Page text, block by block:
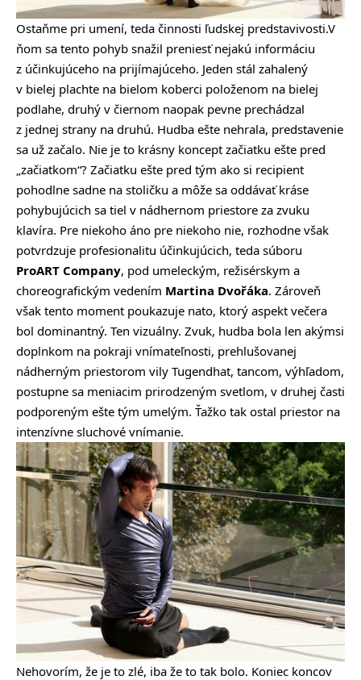
Ostaňme pri umení, teda činnosti ľudskej predstavivosti.V
ňom sa tento pohyb snažil preniesť nejakú informáciu
z účinkujúceho na prijímajúceho. Jeden stál zahalený
v bielej plachte na bielom koberci položenom na bielej
podlahe, druhý v čiernom naopak pevne prechádzal
z jednej strany na druhú. Hudba ešte nehrala, predstavenie
sa už začalo. Nie je to krásny koncept začiatku ešte pred
„začiatkom“? Začiatku ešte pred tým ako si recipient
pohodlne sadne na stoličku a môže sa oddávať kráse
pohybujúcich sa tiel v nádhernom priestore za zvuku
klavíra. Pre niekoho áno pre niekoho nie, rozhodne však
potvrdzuje profesionalitu účinkujúcich, teda súboru
ProART Company, pod umeleckým, režisérskym a
choreografickým vedením Martina Dvořáka. Zároveň
však tento moment poukazuje nato, ktorý aspekt večera
bol dominantný. Ten vizuálny. Zvuk, hudba bola len akýmsi
doplnkom na pokraji vnímateľnosti, prehlušovanej
nádherným priestorom vily Tugendhat, tancom, výhľadom,
postupne sa meniacim prirodzeným svetlom, v druhej časti
podporeným ešte tým umelým. Ťažko tak ostal priestor na
intenzívne sluchové vnímanie.
Nehovorím, že je to zlé, iba že to tak bolo. Koniec koncov